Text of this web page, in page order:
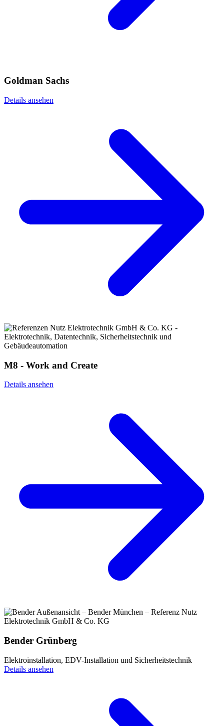
Goldman Sachs
Details ansehen
M8 - Work and Create
Details ansehen
Bender Grünberg
Elektroinstallation, EDV-Installation und Sicherheitstechnik
Details ansehen